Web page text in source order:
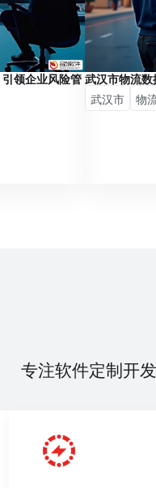
领企业风险管 武汉市物流
武汉市
物
专注软件定制开